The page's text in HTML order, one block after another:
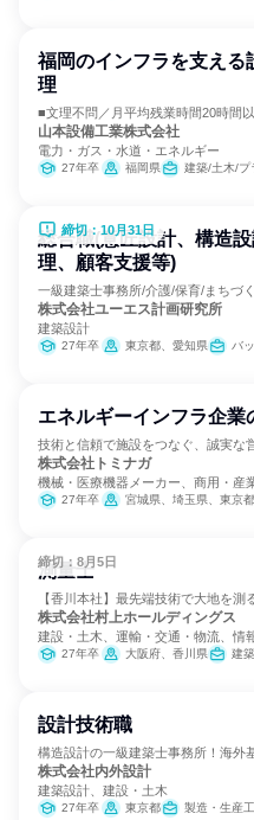
福岡のインフラを支える
理
■文理不問／月平均残業時間20時間
山本設備工業株式会社
電力・ガス・水道・エネルギー
27年卒 福岡県 建築/土木/プ
締切：10月31日
総合職(意匠設計、構造
理、顧客支援等)
一級建築士事務所/介護/保育/まちづ
株式会社ユーエス計画研究所
建築設計
27年卒 東京都、愛知県 バックオフ
エネルギーインフラ企業
技術と信頼で施設をつなぐ、誠実な
株式会社トミナガ
機械・医療機器メーカー、商用・産
エネルギー
27年卒 宮城県、埼玉県、東京都、長野県、愛知県、三重県、京都府、大阪府、兵庫県、和歌山県、鳥取県、島根県、岡山県、広島県、徳島県、香川県、愛媛県、高知県、
締切：8月5日
測量士
【香川本社】最先端技術で大地を測
株式会社村上ホールディングス
建設・土木、運輸・交通・物流、情
27年卒 大阪府、香川県 建
設計技術職
構造設計の一級建築士事務所！海外
株式会社内外設計
建築設計、建設・土木
27年卒 東京都 製造・生産